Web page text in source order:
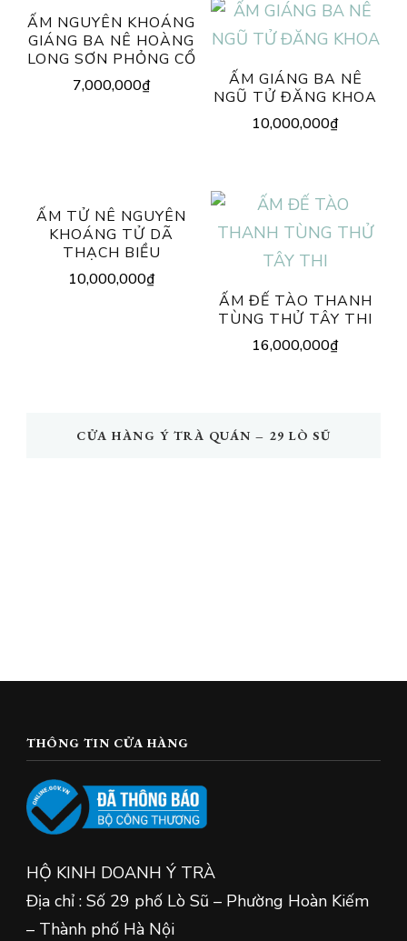
ẤM NGUYÊN KHOÁNG
GIÁNG BA NÊ HOÀNG
LONG SƠN PHỎNG CỔ
7,000,000₫
ẤM GIÁNG BA NÊ
NGŨ TỬ ĐĂNG KHOA
10,000,000₫
ẤM TỬ NÊ NGUYÊN
KHOÁNG TỬ DÃ
THẠCH BIỀU
10,000,000₫
ẤM ĐẾ TÀO THANH
TÙNG THỬ TÂY THI
16,000,000₫
CỬA HÀNG Ý TRÀ QUÁN – 29 LÒ SŨ
THÔNG TIN CỬA HÀNG
HỘ KINH DOANH Ý TRÀ
Địa chỉ : Số 29 phố Lò Sũ – Phường Hoàn Kiếm
– Thành phố Hà Nội